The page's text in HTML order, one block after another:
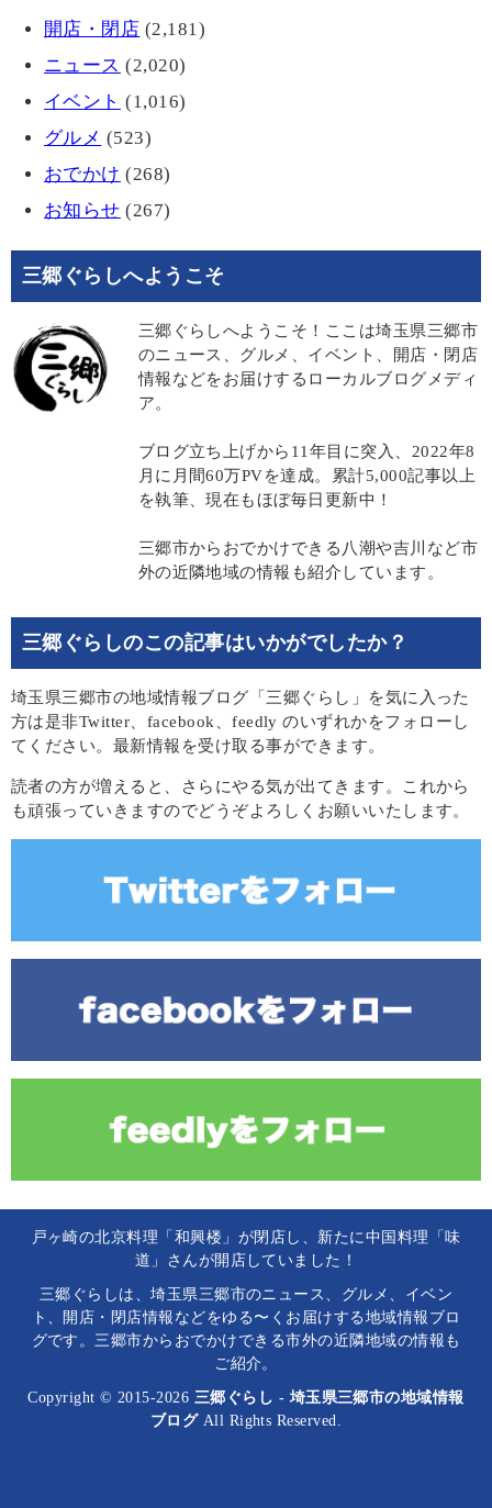
開店・閉店 (2,181)
ニュース (2,020)
イベント (1,016)
グルメ (523)
おでかけ (268)
お知らせ (267)
三郷ぐらしへようこそ
三郷ぐらしへようこそ！ここは埼玉県三郷市
のニュース、グルメ、イベント、開店・閉店
情報などをお届けするローカルブログメディ
ア。
ブログ立ち上げから11年目に突入、2022年8
月に月間60万PVを達成。累計5,000記事以上
を執筆、現在もほぼ毎日更新中！
三郷市からおでかけできる八潮や吉川など市
外の近隣地域の情報も紹介しています。
三郷ぐらしのこの記事はいかがでしたか？
埼玉県三郷市の地域情報ブログ「三郷ぐらし」を気に入った
方は是非Twitter、facebook、feedly のいずれかをフォローし
てください。最新情報を受け取る事ができます。
読者の方が増えると、さらにやる気が出てきます。これから
も頑張っていきますのでどうぞよろしくお願いいたします。
戸ヶ崎の北京料理「和興楼」が閉店し、新たに中国料理「味
道」さんが開店していました！
三郷ぐらしは、埼玉県三郷市のニュース、グルメ、イベン
ト、開店・閉店情報などをゆる〜くお届けする地域情報ブロ
グです。三郷市からおでかけできる市外の近隣地域の情報も
ご紹介。
Copyright © 2015-2026 三郷ぐらし - 埼玉県三郷市の地域情報
ブログAll Rights Reserved.